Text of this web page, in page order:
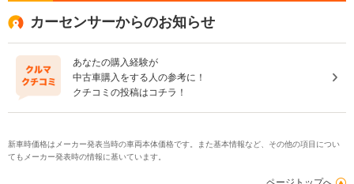
カーセンサーからのお知らせ
あなたの購入経験が
中古車購入をする人の参考に！
クチコミの投稿はコチラ！
新車時価格はメーカー発表当時の車両本体価格です。また基本情報など、その他の項目につい
てもメーカー発表時の情報に基いています。